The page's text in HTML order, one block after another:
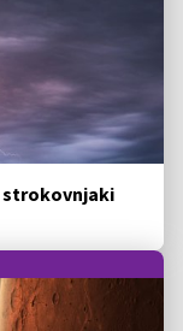
strokovnjaki